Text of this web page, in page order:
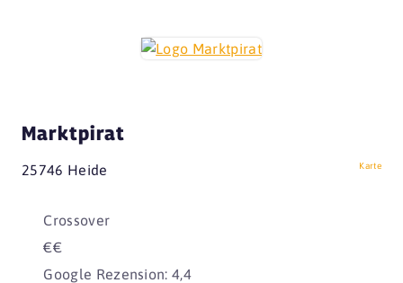
Marktpirat
25746 Heide Karte
Crossover
€€
Google Rezension: 4,4